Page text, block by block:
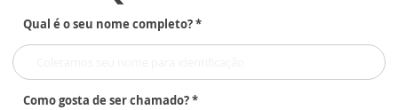
Qual é o seu nome completo? *
Como gosta de ser chamado? *